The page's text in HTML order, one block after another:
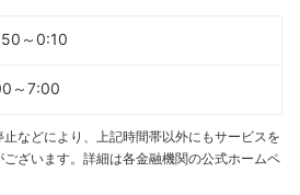
～0:10
～7:00
などにより、上記時間帯以外にもサービスを
ざいます。詳細は各金融機関の公式ホームペ